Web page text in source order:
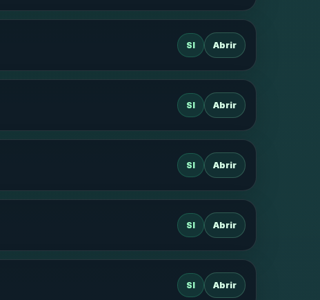
SI Abrir
SI Abrir
SI Abrir
SI Abrir
SI Abrir